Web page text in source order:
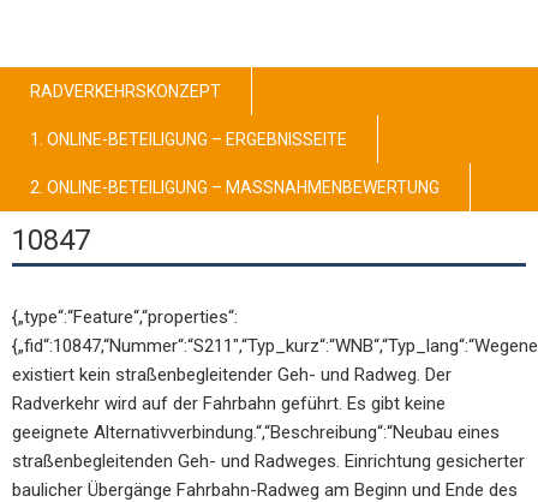
RADVERKEHRSKONZEPT
1. ONLINE-BETEILIGUNG – ERGEBNISSEITE
2. ONLINE-BETEILIGUNG – MASSNAHMENBEWERTUNG
10847
{„type“:“Feature“,“properties“:
existiert kein straßenbegleitender Geh- und Radweg. Der
Radverkehr wird auf der Fahrbahn geführt. Es gibt keine
geeignete Alternativverbindung.“,“Beschreibung“:“Neubau eines
straßenbegleitenden Geh- und Radweges. Einrichtung gesicherter
baulicher Übergänge Fahrbahn-Radweg am Beginn und Ende des